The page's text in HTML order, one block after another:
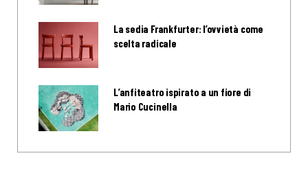
La sedia Frankfurter: l’ovvietà come
scelta radicale
L’anfiteatro ispirato a un fiore di
Mario Cucinella